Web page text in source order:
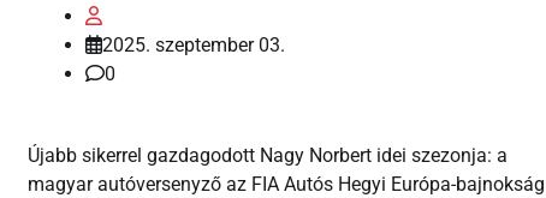
2025. szeptember 03.
0
Újabb sikerrel gazdagodott Nagy Norbert idei szezonja: a
magyar autóversenyző az FIA Autós Hegyi Európa-bajnokság